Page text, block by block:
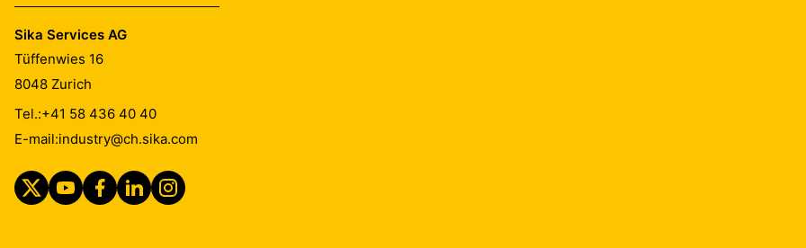
Sika Services AG
Tüffenwies 16
8048 Zurich
Tel.:+41 58 436 40 40
E-mail:industry@ch.sika.com